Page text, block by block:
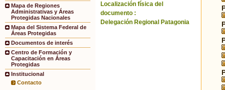
Mapa de Regiones
Administrativas y Áreas
Protegidas Nacionales
Mapa del Sistema Federal de
Áreas Protegidas
Documentos de interés
Centro de Formación y
Capacitación en Áreas
Protegidas
Institucional
Contacto
Localización física del
documento :
Delegación Regional Patagonia